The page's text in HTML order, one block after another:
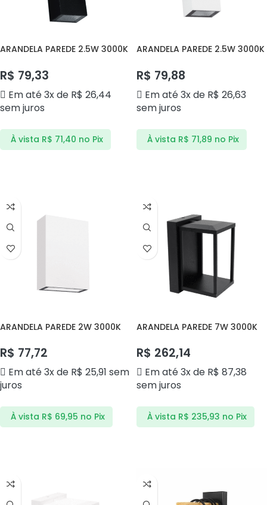
ARANDELA PAREDE 2.5W 3000K
R$ 79,33
Em até 3x de R$ 26,44
sem juros
À vista R$ 71,40 no Pix
ARANDELA PAREDE 2.5W 3000K
R$ 79,88
Em até 3x de R$ 26,63
sem juros
À vista R$ 71,89 no Pix
ARANDELA PAREDE 2W 3000K
R$ 77,72
Em até 3x de R$ 25,91 sem
juros
À vista R$ 69,95 no Pix
ARANDELA PAREDE 7W 3000K
R$ 262,14
Em até 3x de R$ 87,38
sem juros
À vista R$ 235,93 no Pix